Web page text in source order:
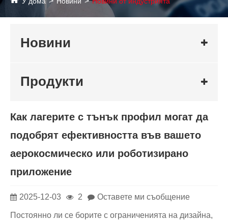
Новини
Продукти
Как лагерите с тънък профил могат да
подобрят ефективността във вашето
аерокосмическо или роботизирано
приложение
2025-12-03 2 Оставете ми съобщение
Постоянно ли се борите с ограниченията на дизайна,